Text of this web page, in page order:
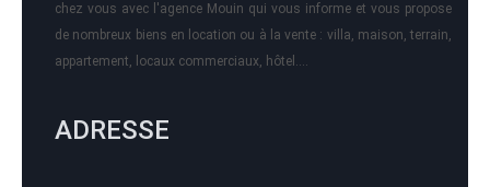
chez vous avec l'agence Mouin qui vous informe et vous propose
de nombreux biens en location ou à la vente : villa, maison, terrain,
appartement, locaux commerciaux, hôtel….
ADRESSE